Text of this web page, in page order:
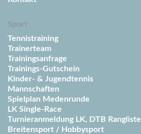
Sport
Tennistraining
Trainerteam
Trainingsanfrage
Trainings-Gutschein
Kinder- & Jugendtennis
Mannschaften
Spielplan Medenrunde
LK Single-Race
Turnieranmeldung LK, DTB Rangliste
Breitensport / Hobbysport